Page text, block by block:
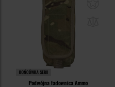
KOŃCÓWKA SERII
Podwójna ładownica Ammo